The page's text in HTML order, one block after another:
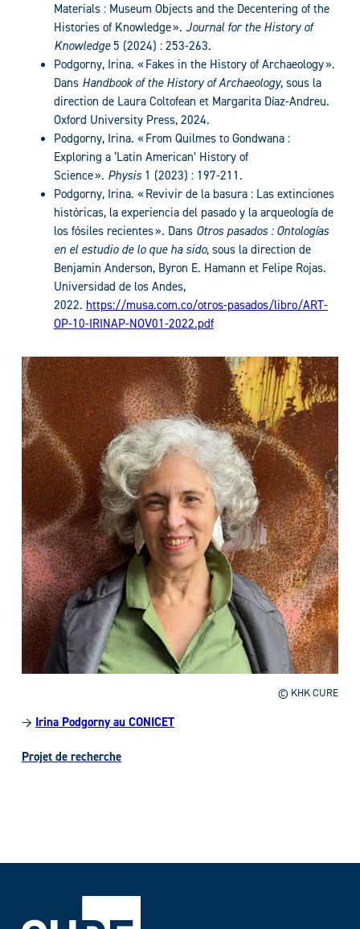
Materials : Museum Objects and the Decentering of the
Histories of Knowledge ». Journal for the History of
Knowledge5 (2024) : 253-263.
Podgorny, Irina. « Fakes in the History of Archaeology ».
Dans Handbook of the History of Archaeology, sous la
direction de Laura Coltofean et Margarita Díaz-Andreu.
Oxford University Press, 2024.
Podgorny, Irina. « From Quilmes to Gondwana :
Exploring a ‘Latin American’ History of
Science ». Physis1 (2023) : 197-211.
Podgorny, Irina. « Revivir de la basura : Las extinciones
históricas, la experiencia del pasado y la arqueología de
los fósiles recientes ». Dans Otros pasados : Ontologías
en el estudio de lo que ha sido, sous la direction de
Benjamin Anderson, Byron E. Hamann et Felipe Rojas.
Universidad de los Andes,
2022. https://musa.com.co/otros-pasados/libro/ART-
OP-10-IRINAP-NOV01-2022.pdf
© KHK CURE
→ Irina Podgorny au CONICET
Projet de recherche